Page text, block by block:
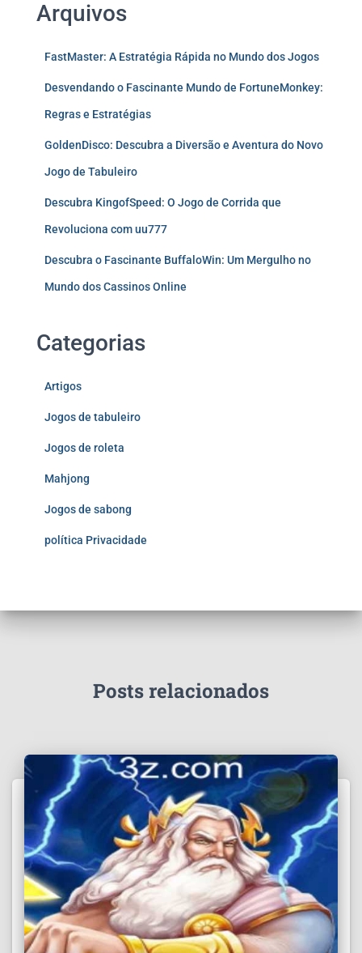
Arquivos
FastMaster: A Estratégia Rápida no Mundo dos Jogos
Desvendando o Fascinante Mundo de FortuneMonkey:
Regras e Estratégias
GoldenDisco: Descubra a Diversão e Aventura do Novo
Jogo de Tabuleiro
Descubra KingofSpeed: O Jogo de Corrida que
Revoluciona com uu777
Descubra o Fascinante BuffaloWin: Um Mergulho no
Mundo dos Cassinos Online
Categorias
Artigos
Jogos de tabuleiro
Jogos de roleta
Mahjong
Jogos de sabong
política Privacidade
Posts relacionados